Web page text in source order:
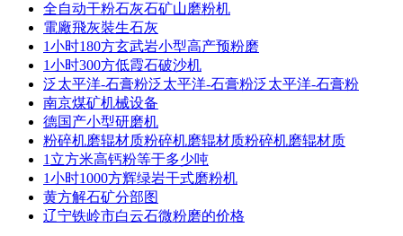
全自动干粉石灰石矿山磨粉机
電廠飛灰裝生石灰
1小时180方玄武岩小型高产预粉磨
1小时300方低霞石破沙机
泛太平洋-石膏粉泛太平洋-石膏粉泛太平洋-石膏粉
南京煤矿机械设备
德国产小型研磨机
粉碎机磨辊材质粉碎机磨辊材质粉碎机磨辊材质
1立方米高钙粉等于多少吨
1小时1000方辉绿岩干式磨粉机
黄方解石矿分部图
辽宁铁岭市白云石微粉磨的价格